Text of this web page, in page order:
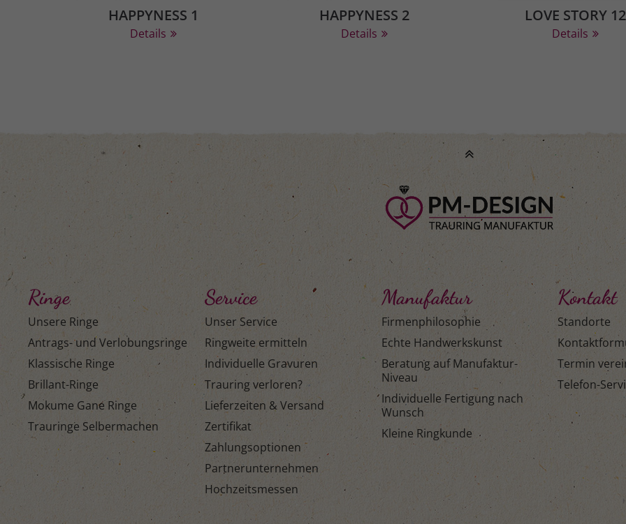
HAPPYNESS 1
Details
HAPPYNESS 2
Details
LOVE STORY 12
Details
Ringe
Unsere Ringe
Antrags- und Verlobungsringe
Klassische Ringe
Brillant-Ringe
Mokume Gane Ringe
Trauringe Selbermachen
Service
Unser Service
Ringweite ermitteln
Individuelle Gravuren
Trauring verloren?
Lieferzeiten & Versand
Zertifikat
Zahlungsoptionen
Partnerunternehmen
Hochzeitsmessen
Manufaktur
Firmenphilosophie
Echte Handwerkskunst
Beratung auf Manufaktur-
Niveau
Individuelle Fertigung nach
Wunsch
Kleine Ringkunde
Kontakt
Standorte
Termin
Telefon-